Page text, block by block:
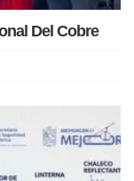
Del Cobre